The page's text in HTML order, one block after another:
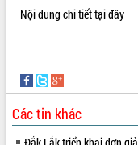
Bí thư Tỉnh ủy Lương Nguyễn
văn hóa, thể thao đáp ứng yêu
phát triển mới
Thường trực HĐND tỉnh Đắk
mặt Đoàn chuyên gia y tế TP.
LIÊN KẾT WEB
Nội dung chi tiếttại đây
Các tin khác